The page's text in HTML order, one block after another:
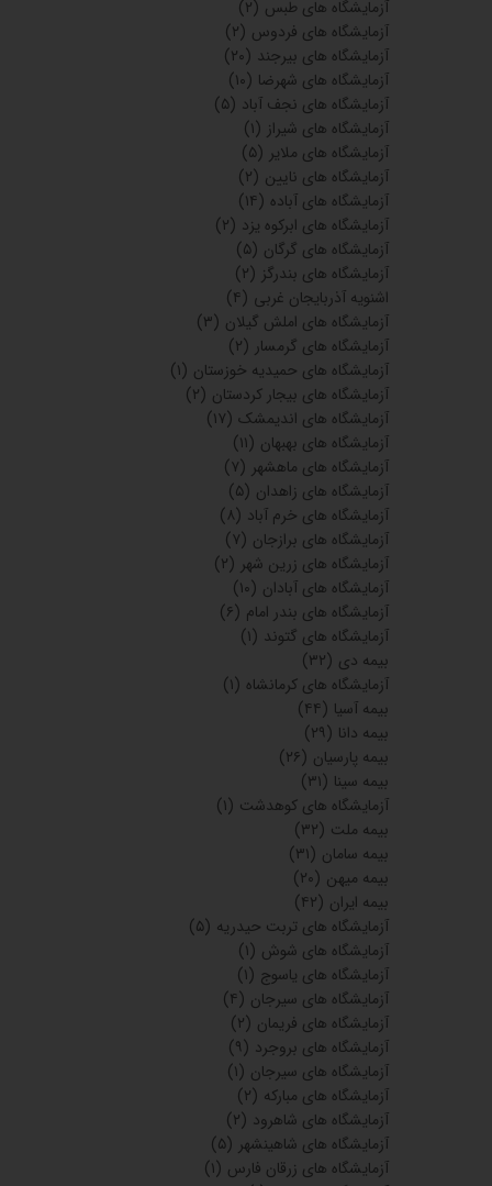
آزمایشگاه های طبس (۲)
آزمایشگاه های فردوس (۲)
آزمایشگاه های بیرجند (۲۰)
آزمایشگاه های شهرضا (۱۰)
آزمایشگاه های نجف آباد (۵)
آزمایشگاه های شیراز (۱)
آزمایشگاه های ملایر (۵)
آزمایشگاه های نایین (۲)
آزمایشگاه های آباده (۱۴)
آزمایشگاه های ابرکوه یزد (۲)
آزمایشگاه های گرگان (۵)
آزمایشگاه های بندرگز (۲)
اشنویه آذربایجان غربی (۴)
آزمایشگاه های املش گیلان (۳)
آزمایشگاه های گرمسار (۲)
آزمایشگاه های حمیدیه خوزستان (۱)
آزمایشگاه های بیجار کردستان (۲)
آزمایشگاه های اندیمشک (۱۷)
آزمایشگاه های بهبهان (۱۱)
آزمایشگاه های ماهشهر (۷)
آزمایشگاه های زاهدان (۵)
آزمایشگاه های خرم آباد (۸)
آزمایشگاه های برازجان (۷)
آزمایشگاه های زرین شهر (۲)
آزمایشگاه های آبادان (۱۰)
آزمایشگاه های بندر امام (۶)
آزمایشگاه های گتوند (۱)
بیمه دی (۳۲)
آزمایشگاه های کرمانشاه (۱)
بیمه آسیا (۴۴)
بیمه دانا (۲۹)
بیمه پارسیان (۲۶)
بیمه سینا (۳۱)
آزمایشگاه های کوهدشت (۱)
بیمه ملت (۳۲)
بیمه سامان (۳۱)
بیمه میهن (۲۰)
بیمه ایران (۴۲)
آزمایشگاه های تربت حیدریه (۵)
آزمایشگاه های شوش (۱)
آزمایشگاه های یاسوج (۱)
آزمایشگاه های سیرجان (۴)
آزمایشگاه های فریمان (۲)
آزمایشگاه های بروجرد (۹)
آزمایشگاه های سیرجان (۱)
آزمایشگاه های مبارکه (۲)
آزمایشگاه های شاهرود (۲)
آزمایشگاه های شاهینشهر (۵)
آزمایشگاه های زرقان فارس (۱)